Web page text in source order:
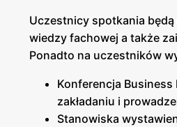
Uczestnicy spotkania
wiedzy fachowej a także
Ponadto na uczestników
Konferencja
zakładaniu i
Stanowiska